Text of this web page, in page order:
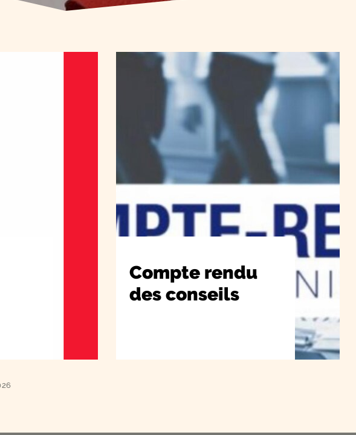
Compte rendu
des conseils